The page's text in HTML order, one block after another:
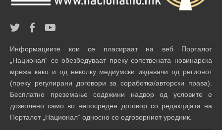
Информациите кои се пласираат на веб Порталот
„Национал“ се обезбедуваат преку сопствената новинарска
мрежа како и од неколку медиумски издавачи од регионот
(преку регулирани договори за соработка/авторски права).
Бесплатно преземање содржини надвор од условите е
дозволено само во непосреден договор со редакцијата на
Порталот „Национал“ односно со одговорниот уредник.